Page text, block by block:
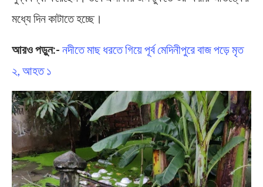
মধ্যে দিন কাটাতে হচ্ছে।
আরও পড়ুন:- নদীতে মাছ ধরতে গিয়ে পূর্ব মেদিনীপুরে বাজ পড়ে মৃত
২, আহত ১